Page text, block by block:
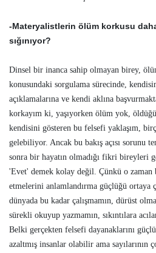
-Materyalistlerin ölüm korkusu
sığınıyor?
Dinsel bir inanca sahip olmayan birey,
konusundaki sorgulama sürecinde,
açıklamalarına ve kendi aklına
korkayım ki, yaşıyorken ölüm yok,
kendisini gösteren bu felsefi yaklaşım,
gelebiliyor. Ancak bu bakış açısı sorunu
sonra bir hayatın olmadığı fikri bireyleri
'Evet' demek kolay değil. Çünkü o zaman
etmelerini anlamlandırma güçlüğü ortaya
dünyada bu kadar çalışmamın, dürüst
sürekli okuyup yazmamın, sıkıntılara
Belki gerçekten felsefi dayanaklarını
azaltmış insanlar olabilir ama sayılarının